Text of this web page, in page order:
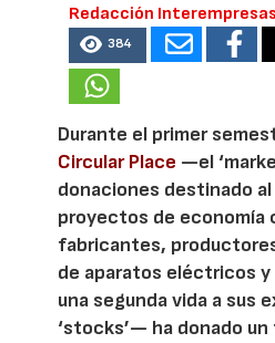
Redacción Interempresas
384
Durante el primer
Circular Place —el
donaciones destinado
proyectos de economía
fabricantes,
de aparatos eléctricos
una segunda vida a sus
‘stocks’— ha donado